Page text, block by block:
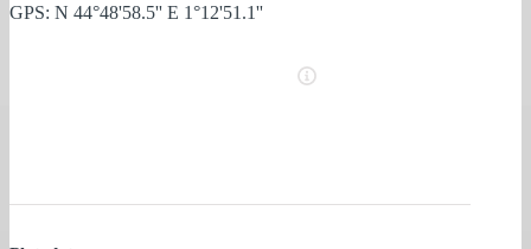
GPS: N 44°48'58.5'' E 1°12'51.1''